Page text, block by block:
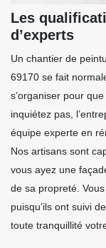
Les
d’experts
Un chantier de
69170 se fait
s’organiser pour
inquiétez pas,
équipe experte en
Nos artisans sont
vous ayez une
de sa propreté.
puisqu’ils ont suivi
toute tranquillité